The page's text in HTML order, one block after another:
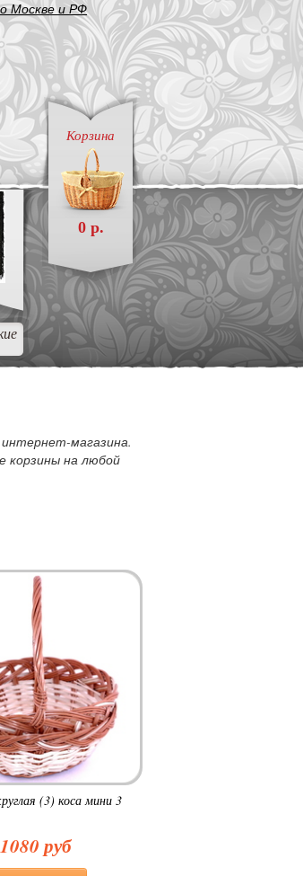
Москве и РФ
Корзина
0 р.
магазина.
корзины на любой
(3) коса мини 3
1080 руб